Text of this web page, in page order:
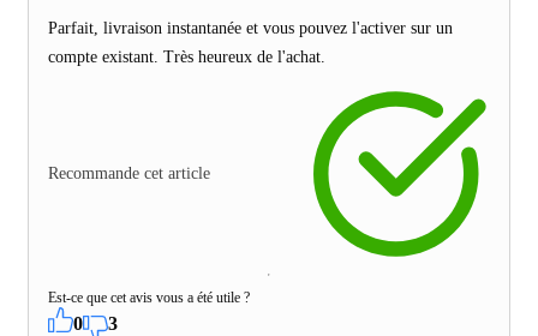
Parfait, livraison instantanée et vous pouvez l'activer sur un
compte existant. Très heureux de l'achat.
Recommande cet article
Est-ce que cet avis vous a été utile ?
0 3